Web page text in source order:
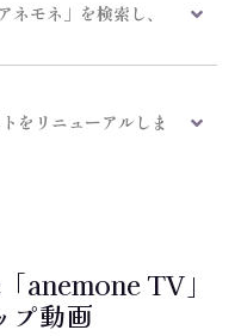
モネ」を検索し、
をリニューアルしま
anemone TV」
プ動画